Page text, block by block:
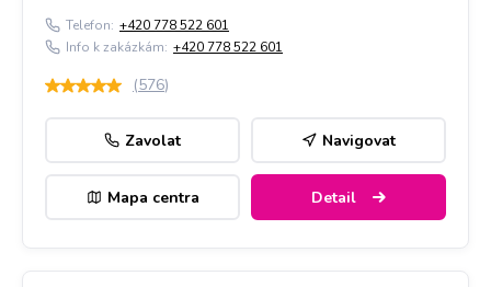
Telefon: +420 778 522 601
Info k zakázkám: +420 778 522 601
(576)
Zavolat Navigovat
Mapa centra Detail